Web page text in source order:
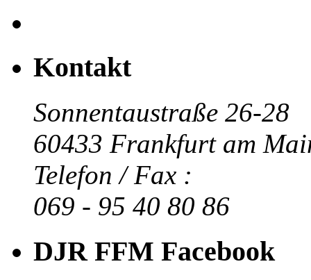
Kontakt
Sonnentaustraße 26-28
60433 Frankfurt am
Telefon / Fax :
069 - 95 40 80 86
DJR FFM Facebook